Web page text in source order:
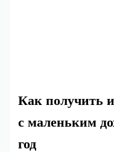
Как получить
с маленьким
год